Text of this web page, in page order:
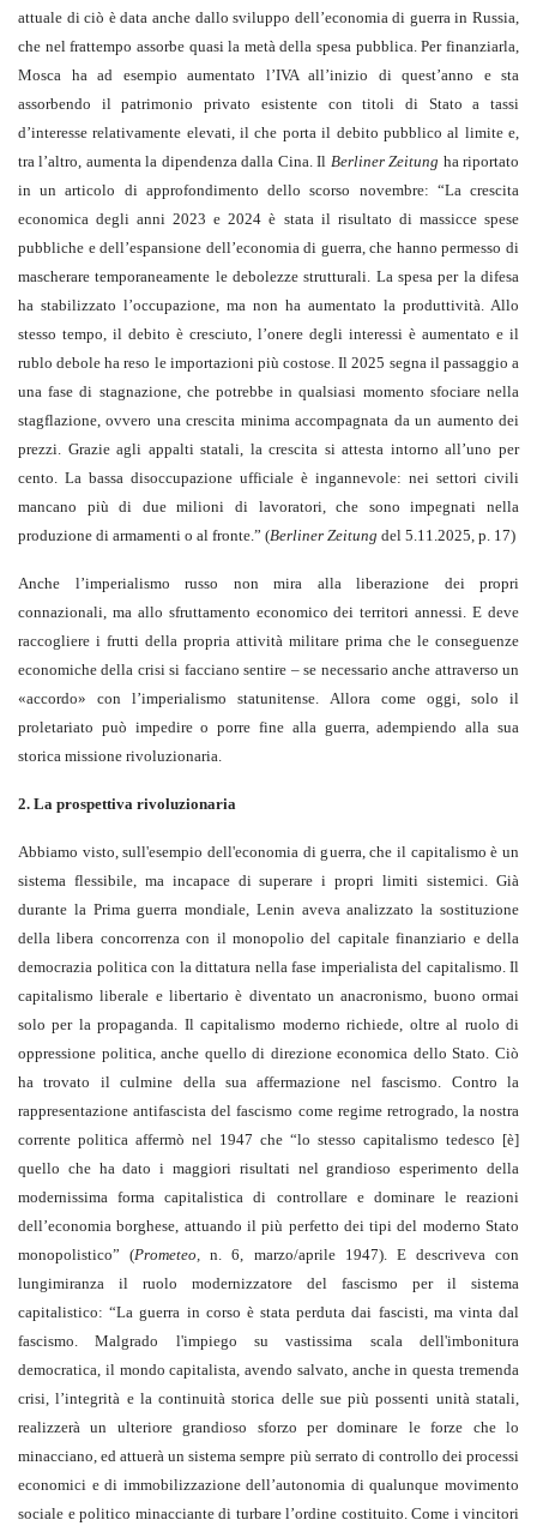
attuale di ciò è data anche dallo sviluppo dell’economia di guerra in Russia,
che nel frattempo assorbe quasi la metà della spesa pubblica. Per finanziarla,
Mosca ha ad esempio aumentato l’IVA all’inizio di quest’anno e sta
assorbendo il patrimonio privato esistente con titoli di Stato a tassi
d’interesse relativamente elevati, il che porta il debito pubblico al limite e,
tra l’altro, aumenta la dipendenza dalla Cina. Il Berliner Zeitung ha riportato
in un articolo di approfondimento dello scorso novembre: “La crescita
economica degli anni 2023 e 2024 è stata il risultato di massicce spese
pubbliche e dell’espansione dell’economia di guerra, che hanno permesso di
mascherare temporaneamente le debolezze strutturali. La spesa per la difesa
ha stabilizzato l’occupazione, ma non ha aumentato la produttività. Allo
stesso tempo, il debito è cresciuto, l’onere degli interessi è aumentato e il
rublo debole ha reso le importazioni più costose. Il 2025 segna il passaggio a
una fase di stagnazione, che potrebbe in qualsiasi momento sfociare nella
stagflazione, ovvero una crescita minima accompagnata da un aumento dei
prezzi. Grazie agli appalti statali, la crescita si attesta intorno all’uno per
cento. La bassa disoccupazione ufficiale è ingannevole: nei settori civili
mancano più di due milioni di lavoratori, che sono impegnati nella
produzione di armamenti o al fronte.” (Berliner Zeitung del 5.11.2025, p. 17)
Anche l’imperialismo russo non mira alla liberazione dei propri
connazionali, ma allo sfruttamento economico dei territori annessi. E deve
raccogliere i frutti della propria attività militare prima che le conseguenze
economiche della crisi si facciano sentire – se necessario anche attraverso un
«accordo» con l’imperialismo statunitense. Allora come oggi, solo il
proletariato può impedire o porre fine alla guerra, adempiendo alla sua
storica missione rivoluzionaria.
2. La prospettiva rivoluzionaria
Abbiamo visto, sull'esempio dell'economia di guerra, che il capitalismo è un
sistema flessibile, ma incapace di superare i propri limiti sistemici. Già
durante la Prima guerra mondiale, Lenin aveva analizzato la sostituzione
della libera concorrenza con il monopolio del capitale finanziario e della
democrazia politica con la dittatura nella fase imperialista del capitalismo. Il
capitalismo liberale e libertario è diventato un anacronismo, buono ormai
solo per la propaganda. Il capitalismo moderno richiede, oltre al ruolo di
oppressione politica, anche quello di direzione economica dello Stato. Ciò
ha trovato il culmine della sua affermazione nel fascismo. Contro la
rappresentazione antifascista del fascismo come regime retrogrado, la nostra
corrente politica affermò nel 1947 che “lo stesso capitalismo tedesco [è]
quello che ha dato i maggiori risultati nel grandioso esperimento della
modernissima forma capitalistica di controllare e dominare le reazioni
dell’economia borghese, attuando il più perfetto dei tipi del moderno Stato
monopolistico” (Prometeo, n. 6, marzo/aprile 1947). E descriveva con
lungimiranza il ruolo modernizzatore del fascismo per il sistema
capitalistico: “La guerra in corso è stata perduta dai fascisti, ma vinta dal
fascismo. Malgrado l'impiego su vastissima scala dell'imbonitura
democratica, il mondo capitalista, avendo salvato, anche in questa tremenda
crisi, l’integrità e la continuità storica delle sue più possenti unità statali,
realizzerà un ulteriore grandioso sforzo per dominare le forze che lo
minacciano, ed attuerà un sistema sempre più serrato di controllo dei processi
economici e di immobilizzazione dell’autonomia di qualunque movimento
sociale e politico minacciante di turbare l’ordine costituito. Come i vincitori